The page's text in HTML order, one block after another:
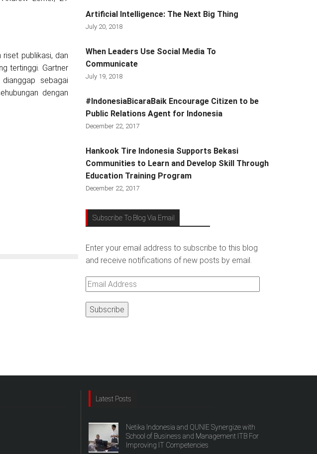
publikasi, dan
tertinggi. Gartner
sebagai
dengan
Artificial Intelligence: The Next Big Thing
July 20, 2018
When Leaders Use Social Media To
Communicate
July 19, 2018
#IndonesiaBicaraBaik Encourage Citizen to be
Public Relations Agent for Indonesia
December 22, 2017
Hankook Tire Indonesia Supports Bekasi
Communities to Learn and Develop Skill Through
Education Training Program
December 22, 2017
Subscribe To Blog Via Email
Enter your email address to subscribe to this blog
and receive notifications of new posts by email.
Email
Address
Latest Posts
Netika Indonesia and QUNIE Synergize with
School of Business and Management ITB For
Improving IT Competencies